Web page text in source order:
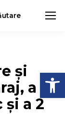
și
a 2
a 2